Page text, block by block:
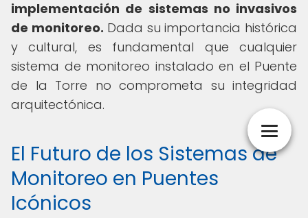
implementación de sistemas no invasivos
de monitoreo. Dada su importancia histórica
y cultural, es fundamental que cualquier
sistema de monitoreo instalado en el Puente
de la Torre no comprometa su integridad
arquitectónica.
El Futuro de los Sistemas de
Monitoreo en Puentes
Icónicos